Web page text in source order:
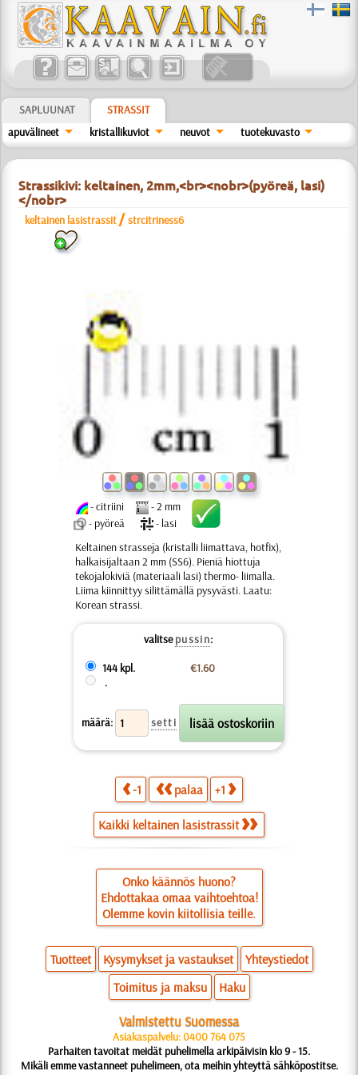
SAPLUUNAT
STRASSIT
apuvälineet
kristallikuviot neuvot tuotekuvasto
Strassikivi: keltainen, 2mm,<br><nobr>(pyöreä, lasi)
</nobr>
keltainen lasistrassit /strcitriness6
- citriini
- pyöreä
- 2 mm
- lasi
Keltainen strasseja (kristalli liimattava, hotfix),
halkaisijaltaan 2 mm (SS6). Pieniä hiottuja
tekojalokiviä (materiaali lasi) thermo- liimalla.
Liima kiinnittyy silittämällä pysyvästi. Laatu:
Korean strassi.
valitsepussin:
144 kpl.
€1.60
.
määrä: setti
-1 palaa +1
Kaikki keltainen lasistrassit
Onko käännös huono?
Ehdottakaa omaa vaihtoehtoa!
Olemme kovin kiitollisia teille.
Tuotteet Kysymykset ja vastaukset
Yhteystiedot
Toimitus ja maksu
Haku
Valmistettu Suomessa
Asiakaspalvelu: 0400 764 075
Parhaiten tavoitat meidät puhelimella arkipäivisin klo 9 - 15.
Mikäli emme vastanneet puhelimeen, ota meihin yhteyttä sähköpostitse.